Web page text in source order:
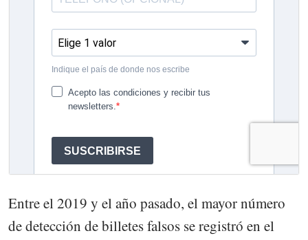
Entre el 2019 y el año pasado, el mayor número
de detección de billetes falsos se registró en el